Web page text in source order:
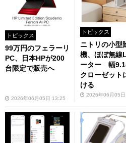
トピックス
99万円のフェラーリ
PC、日本HPが200
台限定で販売へ
2026年06月05日 13:25
トピックス
ニトリの小型
機、ほぼ無線
ーター 幅
クローゼット
ける
2026年06月05